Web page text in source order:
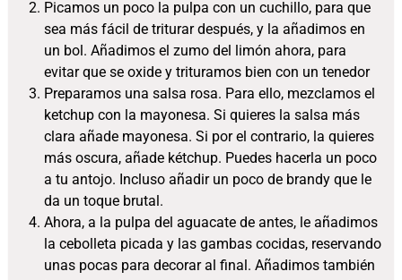
Picamos un poco la pulpa con un cuchillo, para que
sea más fácil de triturar después, y la añadimos en
un bol. Añadimos el zumo del limón ahora, para
evitar que se oxide y trituramos bien con un tenedor
Preparamos una salsa rosa. Para ello, mezclamos el
ketchup con la mayonesa. Si quieres la salsa más
clara añade mayonesa. Si por el contrario, la quieres
más oscura, añade kétchup. Puedes hacerla un poco
a tu antojo. Incluso añadir un poco de brandy que le
da un toque brutal.
Ahora, a la pulpa del aguacate de antes, le añadimos
la cebolleta picada y las gambas cocidas, reservando
unas pocas para decorar al final. Añadimos también